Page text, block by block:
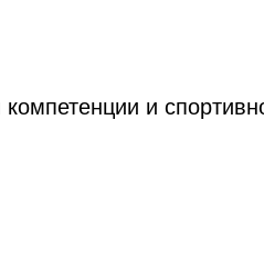
и